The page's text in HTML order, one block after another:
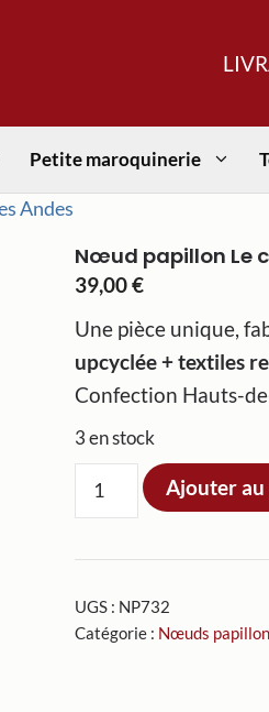
Petite maroquinerie
Andes
Nœud papillon Le
39,00€
Une pièce unique,
upcyclée + textiles
Confection Hauts-
3 en stock
quantité
Le
condor
Ajouter
UGS : NP732
Catégorie : Nœuds papillon